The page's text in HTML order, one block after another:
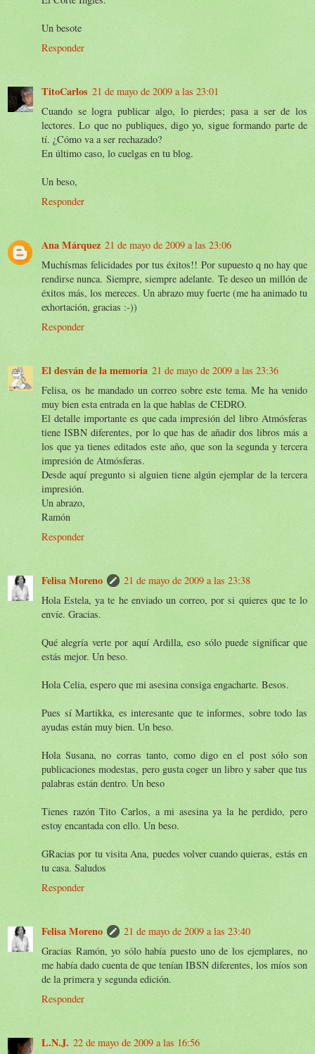
Un besote
Responder
TitoCarlos 21 de mayo de 2009 a las 23:01
Cuando se logra publicar algo, lo pierdes; pasa a ser de los
lectores. Lo que no publiques, digo yo, sigue formando parte de
tí. ¿Cómo va a ser rechazado?
En último caso, lo cuelgas en tu blog.
Un beso,
Responder
Ana Márquez 21 de mayo de 2009 a las 23:06
Muchísmas felicidades por tus éxitos!! Por supuesto q no hay que
rendirse nunca. Siempre, siempre adelante. Te deseo un millón de
éxitos más, los mereces. Un abrazo muy fuerte (me ha animado tu
exhortación, gracias :-))
Responder
El desván de la memoria 21 de mayo de 2009 a las 23:36
Felisa, os he mandado un correo sobre este tema. Me ha venido
muy bien esta entrada en la que hablas de CEDRO.
El detalle importante es que cada impresión del libro Atmósferas
tiene ISBN diferentes, por lo que has de añadir dos libros más a
los que ya tienes editados este año, que son la segunda y tercera
impresión de Atmósferas.
Desde aquí pregunto si alguien tiene algún ejemplar de la tercera
impresión.
Un abrazo,
Ramón
Responder
Felisa Moreno
21 de mayo de 2009 a las 23:38
Hola Estela, ya te he enviado un correo, por si quieres que te lo
envíe. Gracias.
Qué alegría verte por aquí Ardilla, eso sólo puede significar que
estás mejor. Un beso.
Hola Celia, espero que mi asesina consiga engacharte. Besos.
Pues sí Martikka, es interesante que te informes, sobre todo las
ayudas están muy bien. Un beso.
Hola Susana, no corras tanto, como digo en el post sólo son
publicaciones modestas, pero gusta coger un libro y saber que tus
palabras están dentro. Un beso
Tienes razón Tito Carlos, a mi asesina ya la he perdido, pero
estoy encantada con ello. Un beso.
GRacias por tu visita Ana, puedes volver cuando quieras, estás en
tu casa. Saludos
Responder
Felisa Moreno
21 de mayo de 2009 a las 23:40
Gracias Ramón, yo sólo había puesto uno de los ejemplares, no
me había dado cuenta de que tenían IBSN diferentes, los míos son
de la primera y segunda edición.
Responder
L.N.J. 22 de mayo de 2009 a las 16:56